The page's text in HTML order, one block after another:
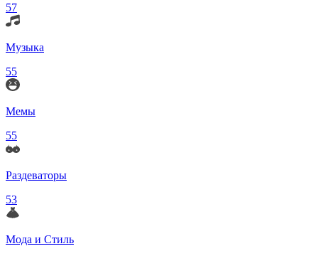
57
Музыка
55
Мемы
55
Раздеваторы
53
Мода и Стиль